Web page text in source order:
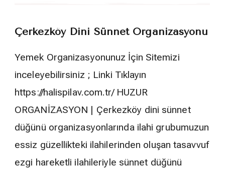
Çerkezköy Dini Sünnet Organizasyonu
Yemek Organizasyonunuz İçin Sitemizi
inceleyebilirsiniz ; Linki Tıklayın
https://halispilav.com.tr/ HUZUR
ORGANİZASYON | Çerkezköy dini sünnet
düğünü organizasyonlarında ilahi grubumuzun
essiz güzellikteki ilahilerinden oluşan tasavvuf
ezgi hareketli ilahileriyle sünnet düğünü